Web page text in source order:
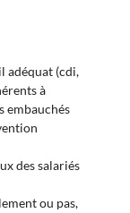
adéquat (cdi,
à
embauchés
des salariés
ou pas,